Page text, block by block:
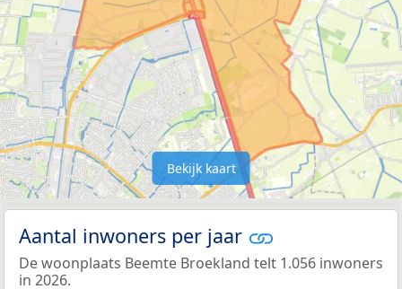
Bekijk kaart
Aantal inwoners per jaar
De woonplaats Beemte Broekland telt 1.056 inwoners
in 2026.